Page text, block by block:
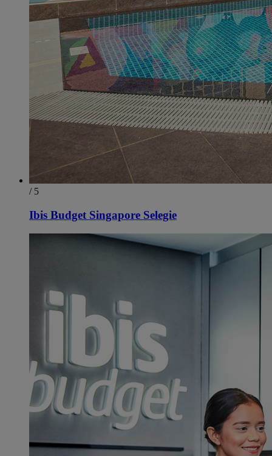
/ 5
Ibis Budget Singapore Selegie